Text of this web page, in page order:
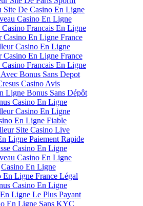
Site De Casino En Ligne
Casino En Ligne
Francais En Ligne
Casino En Ligne France
Casino En Ligne
Casino En Ligne France
Francais En Ligne
Bonus Sans Depot
Casino Avis
Ligne Bonus Sans Dépôt
Casino En Ligne
Casino En Ligne
En Ligne Fiable
Site Casino Live
Ligne Paiement Rapide
Casino En Ligne
Casino En Ligne
Casino En Ligne
En Ligne France Légal
Casino En Ligne
Ligne Le Plus Payant
En Ligne Sans KYC